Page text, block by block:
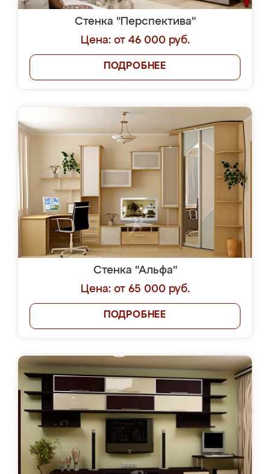
Стенка "Перспектива"
Цена: от 46 000 руб.
ПОДРОБНЕЕ
Стенка "Альфа"
Цена: от 65 000 руб.
ПОДРОБНЕЕ